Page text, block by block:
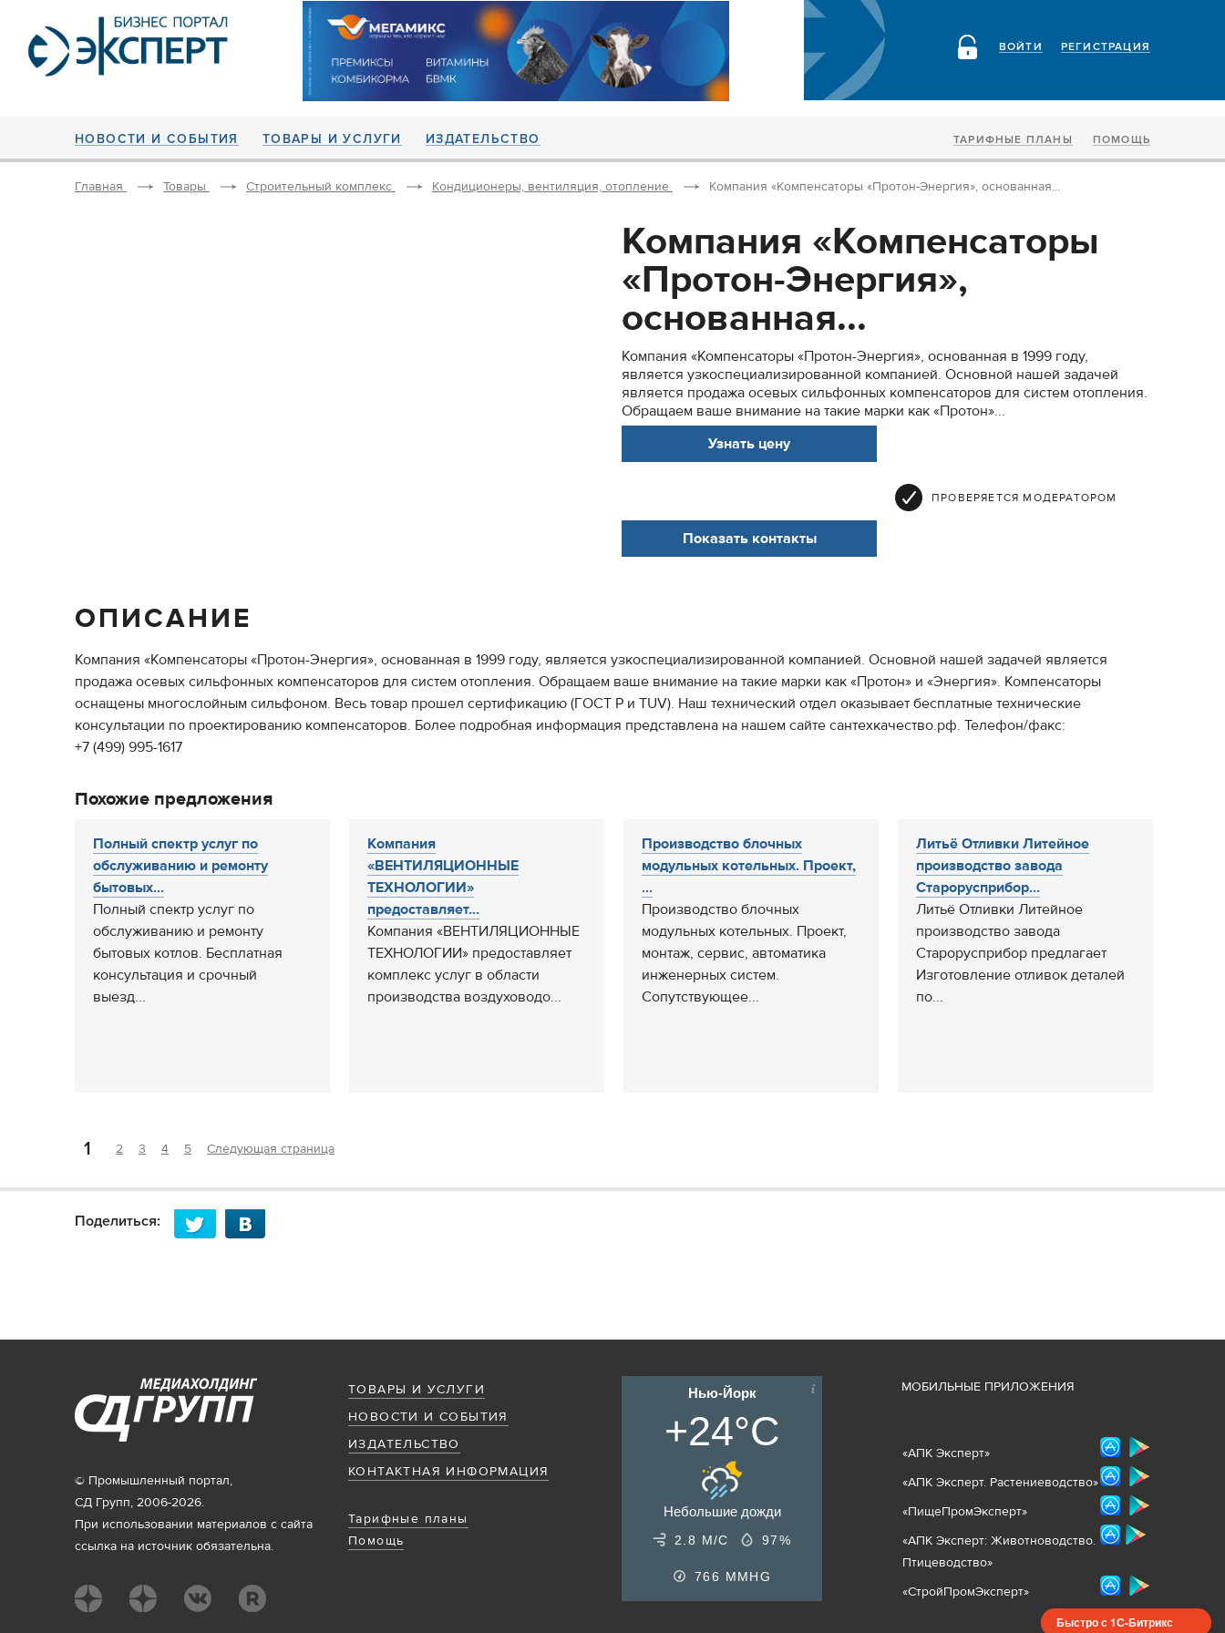
РЕГИСТРАЦИЯ
ВОЙТИ
НОВОСТИ И СОБЫТИЯ ТОВАРЫ И УСЛУГИ ИЗДАТЕЛЬСТВО ТАРИФНЫЕ ПЛАНЫ ПОМОЩЬ
Главная Товары Строительный комплекс Кондиционеры, вентиляция, отопление Компания «Компенсаторы «Протон-Энергия», основанная...
Компания «Компенсаторы
«Протон-Энергия»,
основанная...
Компания «Компенсаторы «Протон-Энергия», основанная в 1999 году,
является узкоспециализированной компанией. Основной нашей задачей
является продажа осевых сильфонных компенсаторов для систем отопления.
Обращаем ваше внимание на такие марки как «Протон»...
Узнать цену
ПРОВЕРЯЕТСЯ МОДЕРАТОРОМ
Показать контакты
ОПИСАНИЕ
Компания «Компенсаторы «Протон-Энергия», основанная в 1999 году, является узкоспециализированной компанией. Основной нашей задачей является
продажа осевых сильфонных компенсаторов для систем отопления. Обращаем ваше внимание на такие марки как «Протон» и «Энергия». Компенсаторы
оснащены многослойным сильфоном. Весь товар прошел сертификацию (ГОСТ Р и TUV). Наш технический отдел оказывает бесплатные технические
консультации по проектированию компенсаторов. Более подробная информация представлена на нашем сайте сантехкачество.рф. Телефон/факс:
+7 (499) 995-1617
Похожие предложения
Полный спектр услуг по
обслуживанию и ремонту
бытовых...
Полный спектр услуг по
обслуживанию и ремонту
бытовых котлов. Бесплатная
консультация и срочный
выезд...
Компания
«ВЕНТИЛЯЦИОННЫЕ
ТЕХНОЛОГИИ»
предоставляет...
Компания «ВЕНТИЛЯЦИОННЫЕ
ТЕХНОЛОГИИ» предоставляет
комплекс услуг в области
производства воздуховодо...
Производство блочных
модульных котельных. Проект,
...
Производство блочных
модульных котельных. Проект,
монтаж, сервис, автоматика
инженерных систем.
Сопутствующее...
Литьё Отливки Литейное
производство завода
Старорусприбор...
Литьё Отливки Литейное
производство завода
Старорусприбор предлагает
Изготовление отливок деталей
по...
1 2 3 4 5 Следующая страница
Поделиться:
ТОВАРЫ И УСЛУГИ
НОВОСТИ И СОБЫТИЯ
ИЗДАТЕЛЬСТВО
КОНТАКТНАЯ ИНФОРМАЦИЯ
Тарифные планы
Помощь
© Промышленный портал,
СД Групп, 2006-2026.
При использовании материалов с сайта
ссылка на источник обязательна.
Нью-Йорк
+24°C
Небольшие дожди
2.8 М/С 97%
766 MMHG
МОБИЛЬНЫЕ ПРИЛОЖЕНИЯ
«АПК Эксперт»
«АПК Эксперт. Растениеводство»
«ПищеПромЭксперт»
«АПК Эксперт: Животноводство.
Птицеводство»
«СтройПромЭксперт»
Быстро с 1С-Битрикс